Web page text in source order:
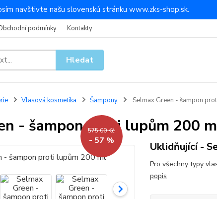
navštivte našu slovenskú stránku www.zks-shop.sk.
podmínky Kontakty
Hledat
Vlasová kosmetika Šampony Selmax Green - šampon
- šampon proti lupům 200
575,00 Kč
- 57 % Uklidňující -
Pro všechny typy
popis